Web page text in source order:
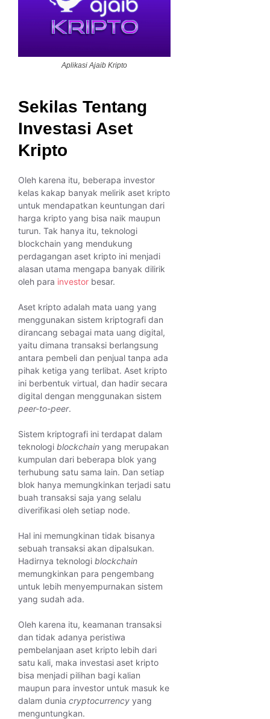
Aplikasi Ajaib Kripto
Sekilas Tentang
Investasi Aset
Kripto
Oleh karena itu, beberapa investor
kelas kakap banyak melirik aset kripto
untuk mendapatkan keuntungan dari
harga kripto yang bisa naik maupun
turun. Tak hanya itu, teknologi
blockchain yang mendukung
perdagangan aset kripto ini menjadi
alasan utama mengapa banyak dilirik
oleh para investor besar.
Aset kripto adalah mata uang yang
menggunakan sistem kriptografi dan
dirancang sebagai mata uang digital,
yaitu dimana transaksi berlangsung
antara pembeli dan penjual tanpa ada
pihak ketiga yang terlibat. Aset kripto
ini berbentuk virtual, dan hadir secara
digital dengan menggunakan sistem
peer-to-peer.
Sistem kriptografi ini terdapat dalam
teknologi blockchain yang merupakan
kumpulan dari beberapa blok yang
terhubung satu sama lain. Dan setiap
blok hanya memungkinkan terjadi satu
buah transaksi saja yang selalu
diverifikasi oleh setiap node.
Hal ini memungkinan tidak bisanya
sebuah transaksi akan dipalsukan.
Hadirnya teknologi blockchain
memungkinkan para pengembang
untuk lebih menyempurnakan sistem
yang sudah ada.
Oleh karena itu, keamanan transaksi
dan tidak adanya peristiwa
pembelanjaan aset kripto lebih dari
satu kali, maka investasi aset kripto
bisa menjadi pilihan bagi kalian
maupun para investor untuk masuk ke
dalam dunia cryptocurrency yang
menguntungkan.